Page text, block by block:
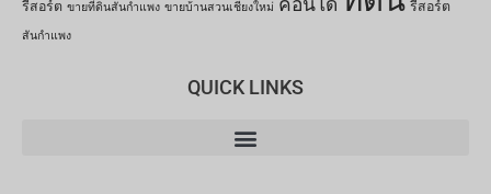
รีสอร์ต ขายที่ดินสันกำแพง ขายบ้านสวนเชียงใหม่ รีสอร์ต
สันกำแพง
QUICK LINKS